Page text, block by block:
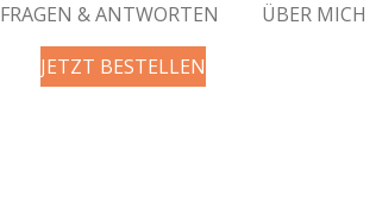
FRAGEN & ANTWORTEN ÜBER MICH
JETZT BESTELLEN